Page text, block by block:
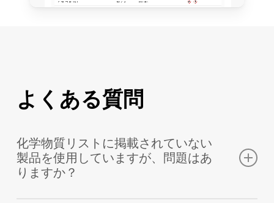
よくある質問
化学物質リストに掲載されていない
製品を使用していますが、問題はあ
りますか？